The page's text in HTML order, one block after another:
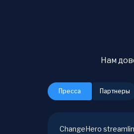
Нам
Пресса Партнеры
ChangeHero